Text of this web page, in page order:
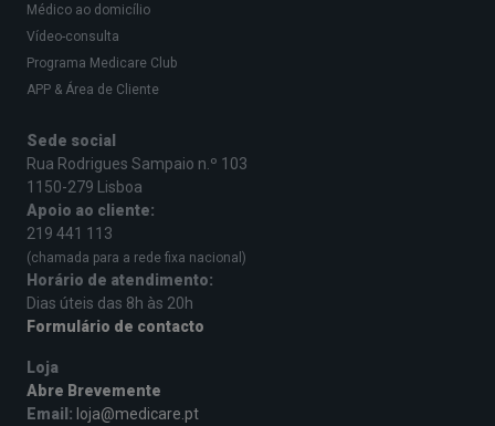
Médico ao domicílio
Vídeo-consulta
Programa Medicare Club
APP & Área de Cliente
Sede social
Rua Rodrigues Sampaio n.º 103
1150-279 Lisboa
Apoio ao cliente:
219 441 113
(chamada para a rede fixa nacional)
Horário de atendimento:
Dias úteis das 8h às 20h
Formulário de contacto
Loja
Abre Brevemente
Email: loja@medicare.pt